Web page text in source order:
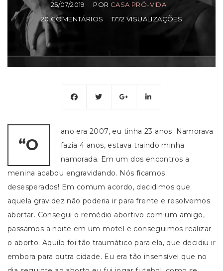
25/07/2019 POR CASA PRÓ-VIDA
20 COMENTÁRIOS
1772 VISUALIZAÇÕES
“O
ano era 2007, eu tinha 23 anos. Namorava
fazia 4 anos, estava traindo minha
namorada. Em um dos encontros a
menina acabou engravidando. Nós ficamos
desesperados! Em comum acordo, decidimos que
aquela gravidez não poderia ir para frente e resolvemos
abortar. Consegui o remédio abortivo com um amigo,
passamos a noite em um motel e conseguimos realizar
o aborto. Aquilo foi tão traumático para ela, que decidiu ir
embora para outra cidade. Eu era tão insensível que no